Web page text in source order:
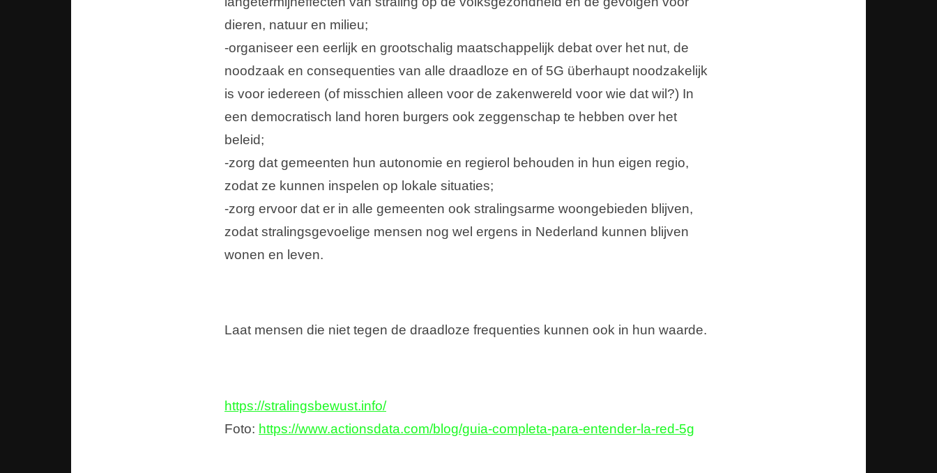
dieren, natuur en milieu;
-organiseer een eerlijk en grootschalig maatschappelijk debat over het nut, de
noodzaak en consequenties van alle draadloze en of 5G überhaupt noodzakelijk
is voor iedereen (of misschien alleen voor de zakenwereld voor wie dat wil?) In
een democratisch land horen burgers ook zeggenschap te hebben over het
beleid;
-zorg dat gemeenten hun autonomie en regierol behouden in hun eigen regio,
zodat ze kunnen inspelen op lokale situaties;
-zorg ervoor dat er in alle gemeenten ook stralingsarme woongebieden blijven,
zodat stralingsgevoelige mensen nog wel ergens in Nederland kunnen blijven
wonen en leven.
Laat mensen die niet tegen de draadloze frequenties kunnen ook in hun waarde.
https://stralingsbewust.info/
Foto: https://www.actionsdata.com/blog/guia-completa-para-entender-la-red-5g